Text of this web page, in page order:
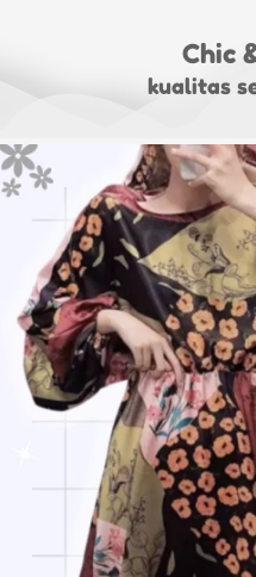
Chic
kualitas